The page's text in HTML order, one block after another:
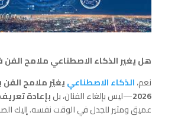
هل يغير الذكاء الاصطناعي ملامح الفن في
نعم،الذكاء الاصطناعييغيّر ملامح
2026—ليس بإلغاء الفنان، بلبإعادة
عميق ومثير للجدل في الوقت نفسه. إليك